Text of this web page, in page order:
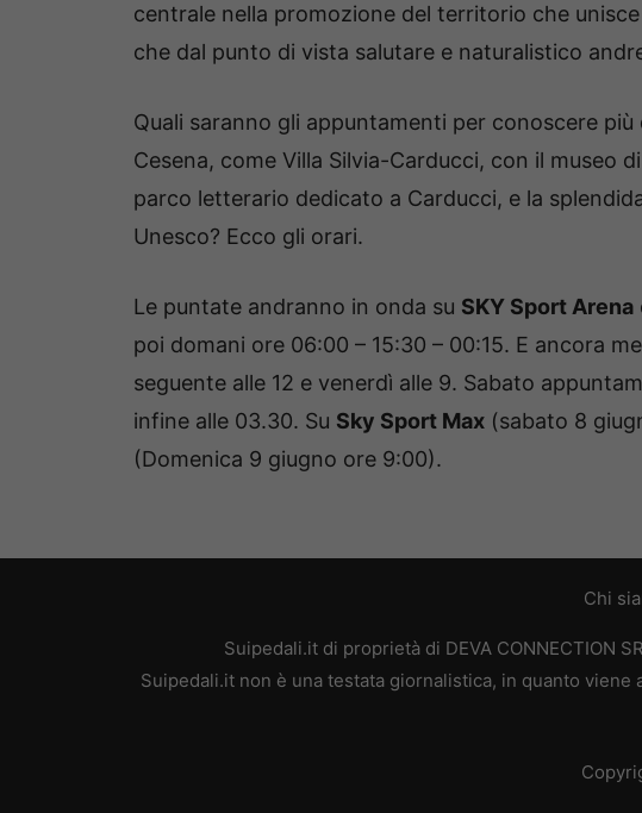
centrale nella promozione del territorio che
che dal punto di vista salutare e naturalistico
Quali saranno gli appuntamenti per conoscere
Cesena, come Villa Silvia-Carducci, con il museo
parco letterario dedicato a Carducci, e la
Unesco? Ecco gli orari.
Le puntate andranno in onda su SKY Sport Arena
poi domani ore 06:00 – 15:30 – 00:15. E ancora
seguente alle 12 e venerdì alle 9. Sabato
infine alle 03.30. Su Sky Sport Max (sabato 8
(Domenica 9 giugno ore 9:00).
Chi
Suipedali.it di proprietà di DEVA CONNECTION
Suipedali.it non è una testata giornalistica, in quanto